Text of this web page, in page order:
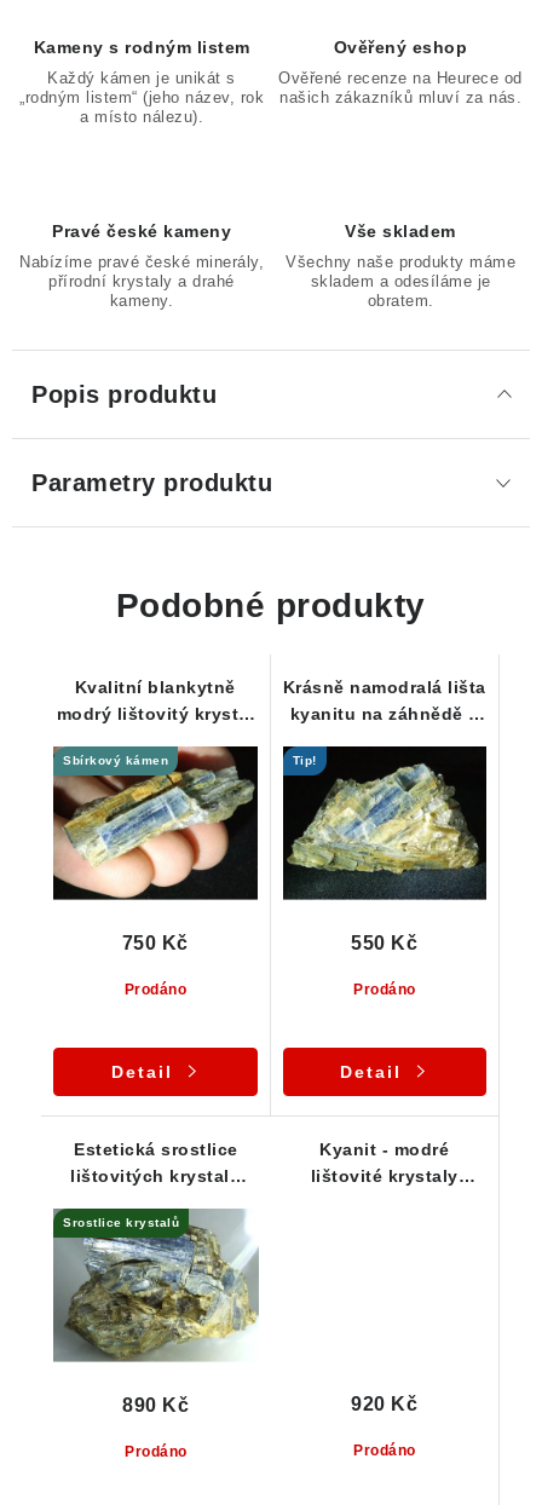
Kameny s rodným listem
Každý kámen je unikát s
„rodným listem“ (jeho název, rok
a místo nálezu).
Ověřený eshop
Ověřené recenze na Heurece od
našich zákazníků mluví za nás.
Pravé české kameny
Nabízíme pravé české minerály,
přírodní krystaly a drahé
kameny.
Vše skladem
Všechny naše produkty máme
skladem a odesíláme je
obratem.
Popis produktu
Parametry produktu
Podobné produkty
Kvalitní blankytně
modrý lištovitý krystal
Sbírkový kámen
Prodáno
750 Kč
Detail
Krásně namodralá lišta
kyanitu na záhnědě a
Tip!
Prodáno
550 Kč
Detail
Estetická srostlice
lištovitých krystalů
Srostlice krystalů
Prodáno
890 Kč
Kyanit - modré
lištovité krystaly
Prodáno
920 Kč